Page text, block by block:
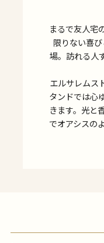
まるで友人宅
限りない喜
場。訪れる人
エルサレムス
タンドでは心
きます。光と
でオアシスの